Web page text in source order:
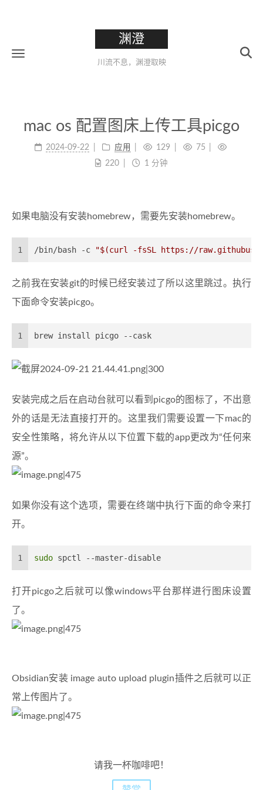
渊澄
川流不息，渊澄取映
mac os 配置图床上传工具picgo
2024-09-22 应用 129
75
220
1 分钟
如果电脑没有安装homebrew，需要先安装homebrew。
1 /bin/bash -c "$(curl -fsSL https://
之前我在安装git的时候已经安装过了所以这里跳过。执行
下面命令安装picgo。
1 brew install picgo --cask
安装完成之后在启动台就可以看到picgo的图标了，不出意
外的话是无法直接打开的。这里我们需要设置一下mac的
安全性策略，将允许从以下位置下载的app更改为“任何来
源”。
如果你没有这个选项，需要在终端中执行下面的命令来打
开。
1 sudo spctl --master-disable
打开picgo之后就可以像windows平台那样进行图床设置
了。
Obsidian安装 image auto upload plugin插件之后就可以正
常上传图片了。
请我一杯咖啡吧！